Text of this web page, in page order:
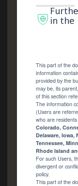
in the
This part of the
information
provided by the
may be, its
of this section
The information
(Users are
who are
Colorado,
Delaware, Iowa,
Tennessee,
Rhode Island
For such Users,
divergent or
policy.
This part of the